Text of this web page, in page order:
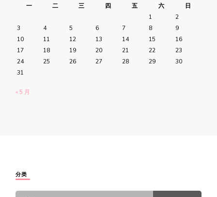
一
二 三 四 五 六
日
1
2
3
4 5 6 7 8
9
10
11 12 13 14 15
16
17
18 19 20 21 22
23
24
25 26 27 28 29
30
31
« 5 月
分类